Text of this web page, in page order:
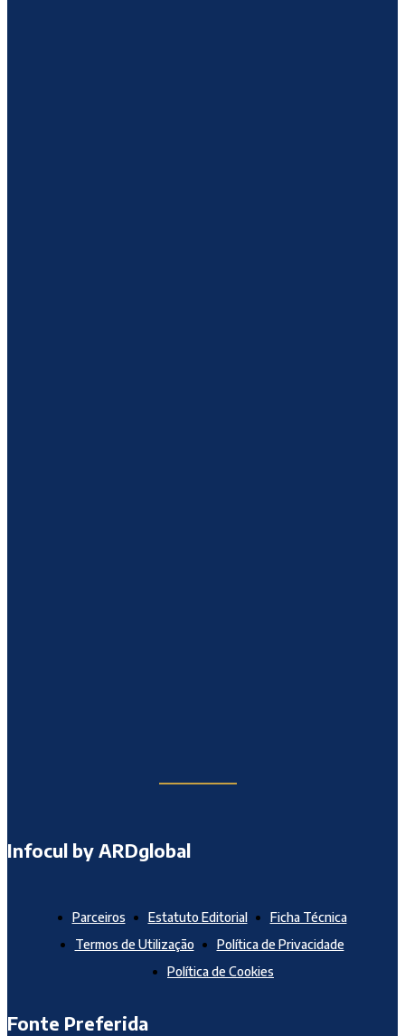
Infocul by ARDglobal
Parceiros Estatuto Editorial
Ficha Técnica
Termos de Utilização
Política de Privacidade
Política de Cookies
Fonte Preferida